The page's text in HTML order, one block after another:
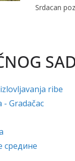
Srdacan
ribe
- Gradačac
средине